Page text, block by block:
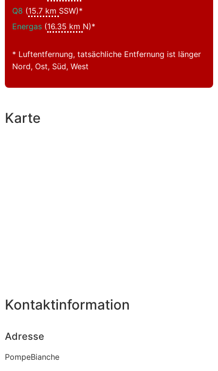
Q8 (15.7 km SSW)*
Energas (16.35 km N)*
* Luftentfernung, tatsächliche Entfernung ist länger
Nord, Ost, Süd, West
Karte
Kontaktinformation
Adresse
PompeBianche